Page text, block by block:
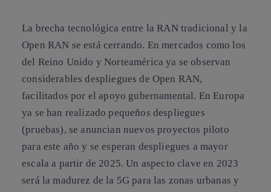
La brecha tecnológica entre la RAN tradicional y la
Open RAN se está cerrando. En mercados como los
del Reino Unido y Norteamérica ya se observan
considerables despliegues de Open RAN,
facilitados por el apoyo gubernamental. En Europa
ya se han realizado pequeños despliegues
(pruebas), se anuncian nuevos proyectos piloto
para este año y se esperan despliegues a mayor
escala a partir de 2025. Un aspecto clave en 2023
será la madurez de la 5G para las zonas urbanas y